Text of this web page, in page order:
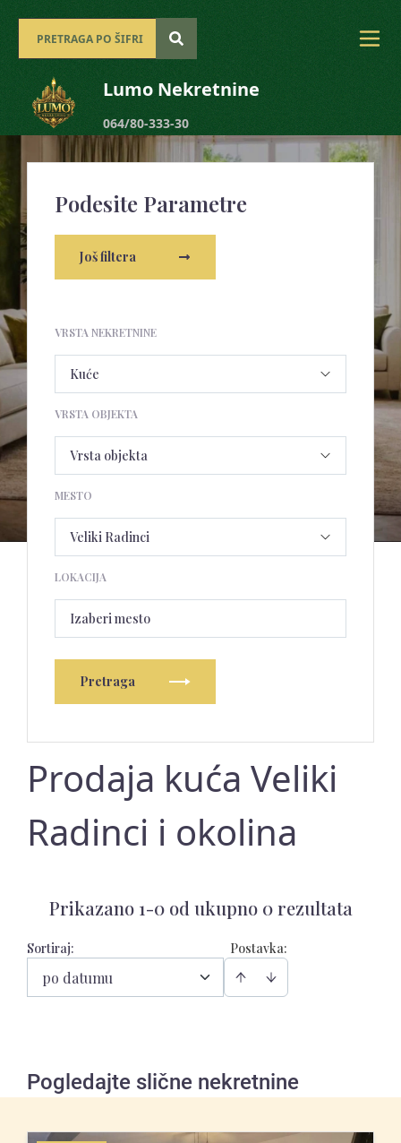
Lumo Nekretnine
064/80-333-30
Podesite Parametre
Još filtera
VRSTA NEKRETNINE
VRSTA OBJEKTA
MESTO
LOKACIJA
Izaberi mesto
Pretraga
Prodaja kuća Veliki
Radinci i okolina
Prikazano 1-0 od ukupno 0 rezultata
Postavka:
Sortiraj:
po datumu
Pogledajte slične nekretnine